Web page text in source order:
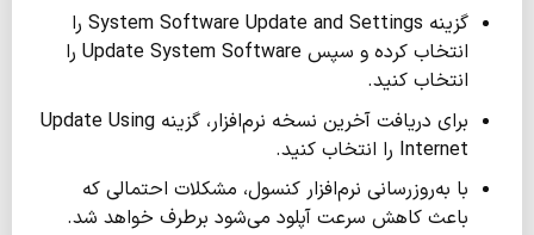
گزینه System Software Update and Settings را
انتخاب کرده و سپس Update System Software را
انتخاب کنید.
برای دریافت آخرین نسخه نرم‌افزار، گزینه Update Using
Internet را انتخاب کنید.
با به‌روزرسانی نرم‌افزار کنسول، مشکلات احتمالی که
باعث کاهش سرعت آپلود می‌شود برطرف خواهد شد.